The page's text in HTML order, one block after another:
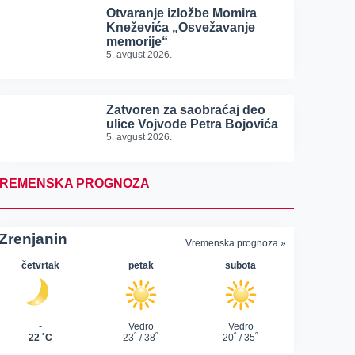
Otvaranje izložbe Momira
Kneževića „Osvežavanje
memorije“
5. avgust 2026.
Zatvoren za saobraćaj deo
ulice Vojvode Petra Bojovića
5. avgust 2026.
PROGNOZA